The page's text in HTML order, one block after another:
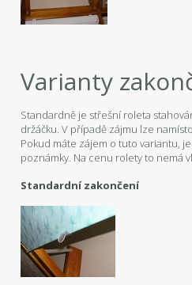
Varianty
Standardně je střešní roleta
držáčku. V případě zájmu lze
Pokud máte zájem o tuto variantu,
poznámky. Na cenu rolety to nemá
Standardní zakončení